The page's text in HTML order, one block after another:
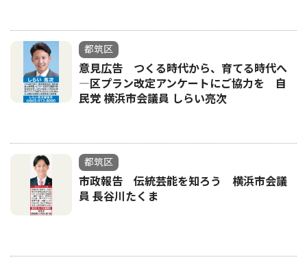
都筑区
意見広告 つくる時代から、育てる時代へ
―区プラン改定アンケートにご協力を 自
民党 横浜市会議員 しらい亮次
都筑区
市政報告 伝統芸能を知ろう 横浜市会議
員 長谷川たくま